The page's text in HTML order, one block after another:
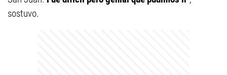
sostuvo.